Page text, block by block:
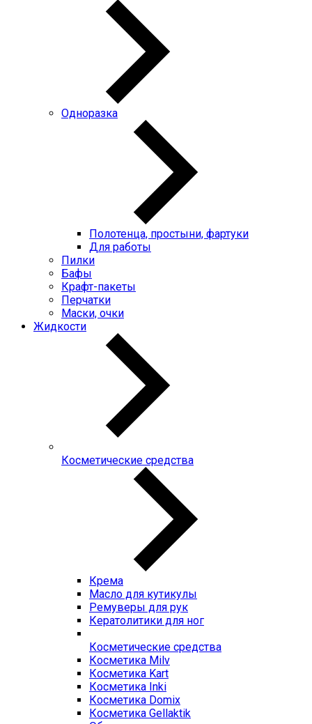
Одноразка
Полотенца, простыни, фартуки
Для работы
Пилки
Бафы
Крафт-пакеты
Перчатки
Маски, очки
Жидкости
Косметические средства
Крема
Масло для кутикулы
Ремуверы для рук
Кератолитики для ног
Косметические средства
Косметика Milv
Косметика Kart
Косметика Inki
Косметика Domix
Косметика Gellaktik